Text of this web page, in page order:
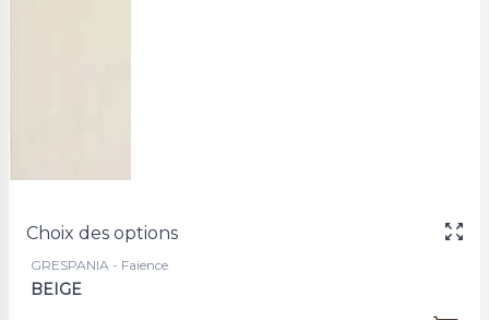
Choix des options
GRESPANIA - Faience
BEIGE